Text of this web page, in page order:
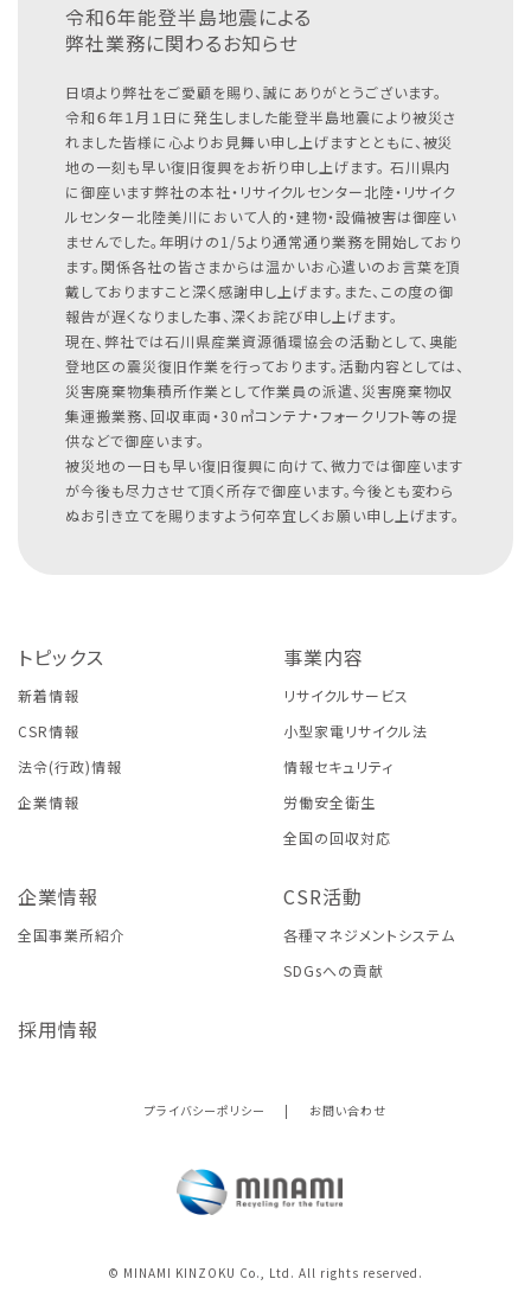
令和6年能登半島地震による
弊社業務に関わるお知らせ
日頃より弊社をご愛顧を賜り、誠にありがとうございます。
令和６年１月１日に発生しました能登半島地震により被災さ
れました皆様に心よりお見舞い申し上げますとともに、被災
地の一刻も早い復旧復興をお祈り申し上げます。 石川県内
に御座います弊社の本社・リサイクルセンター北陸・リサイク
ルセンター北陸美川において人的・建物・設備被害は御座い
ませんでした。年明けの1/5より通常通り業務を開始しており
ます。関係各社の皆さまからは温かいお心遣いのお言葉を頂
戴しておりますこと深く感謝申し上げます。また、この度の御
報告が遅くなりました事、深くお詫び申し上げます。
現在、弊社では石川県産業資源循環協会の活動として、奥能
登地区の震災復旧作業を行っております。活動内容としては、
災害廃棄物集積所作業として作業員の派遣、災害廃棄物収
集運搬業務、回収車両・30㎥コンテナ・フォークリフト等の提
供などで御座います。
被災地の一日も早い復旧復興に向けて、微力では御座います
が今後も尽力させて頂く所存で御座います。今後とも変わら
ぬお引き立てを賜りますよう何卒宜しくお願い申し上げます。
トピックス
新着情報
CSR情報
法令(行政)情報
企業情報
事業内容
リサイクルサービス
小型家電リサイクル法
情報セキュリティ
労働安全衛生
全国の回収対応
企業情報
全国事業所紹介
CSR活動
各種マネジメントシステム
SDGsへの貢献
採用情報
プライバシーポリシー | お問い合わせ
© MINAMI KINZOKU Co., Ltd. All rights reserved.